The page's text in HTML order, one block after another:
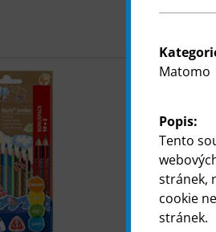
Matomo
Popis:
Tento
stránek,
cookie
stránek.